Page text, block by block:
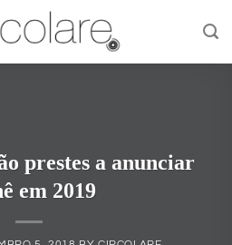
prestes a anunciar
em 2019